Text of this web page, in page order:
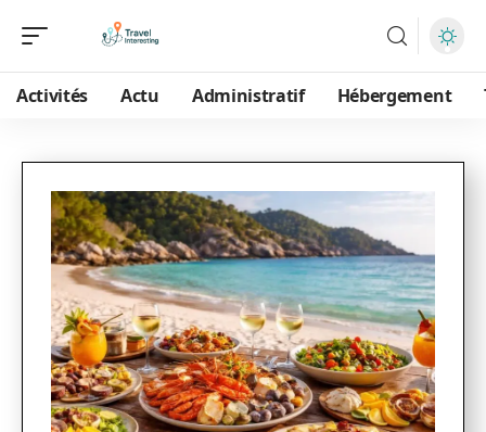
Activités Actu Administratif Hébergement